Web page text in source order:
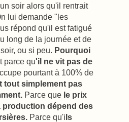
soir alors qu'il rentrait
lui demande "les
répond qu'il est fatigué
long de la journée et de
ou si peu. Pourquoi
parce qu'il ne vit pas de
pourtant à 100% de
tout simplement pas
Parce que le prix
production dépend des
Parce qu'ils